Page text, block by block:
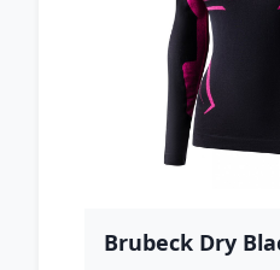
Brubeck Dry